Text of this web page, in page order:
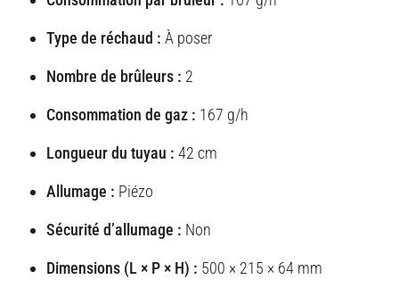
Type de réchaud : À poser
Nombre de brûleurs : 2
Consommation de gaz : 167 g/h
Longueur du tuyau : 42 cm
Allumage : Piézo
Sécurité d’allumage : Non
Dimensions (L × P × H) : 500 × 215 × 64 mm